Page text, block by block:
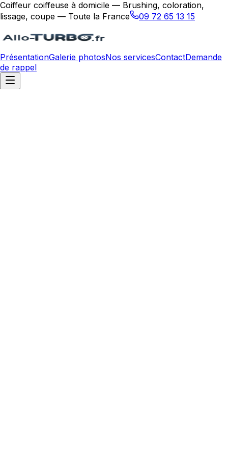
Coiffeur coiffeuse à domicile — Brushing, coloration,
lissage, coupe — Toute la France
09 72 65 13 15
PrésentationGalerie photosNos servicesContactDemande
de rappel